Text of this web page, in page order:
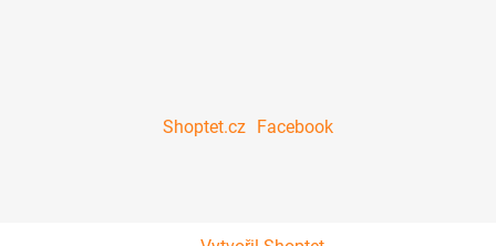
Shoptet.cz Facebook